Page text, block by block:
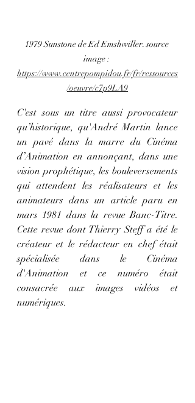
1979 Sunstone de Ed Emshwiller. source
image :
https://www.centrepompidou.fr/fr/ressources
/oeuvre/c7p9LA9
C'est sous un titre aussi provocateur
qu’historique, qu'André Martin lance
un pavé dans la marre du Cinéma
d’Animation en annonçant, dans une
vision prophétique, les bouleversements
qui attendent les réalisateurs et les
animateurs dans un article paru en
mars 1981 dans la revue Banc-Titre.
Cette revue dont Thierry Steff a été le
créateur et le rédacteur en chef était
spécialisée dans le Cinéma
d'Animation et ce numéro était
consacrée aux images vidéos et
numériques.